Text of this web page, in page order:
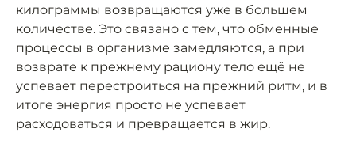
килограммы возвращаются уже в большем
количестве. Это связано с тем, что обменные
процессы в организме замедляются, а при
возврате к прежнему рациону тело ещё не
успевает перестроиться на прежний ритм, и в
итоге энергия просто не успевает
расходоваться и превращается в жир.